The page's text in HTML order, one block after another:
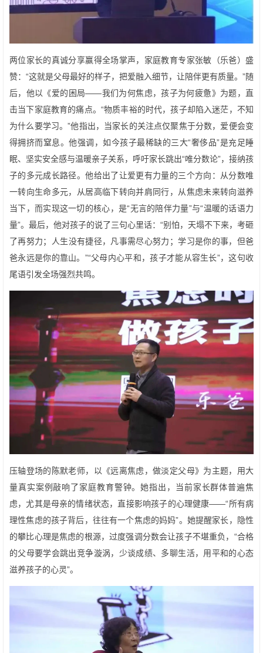
两位家长的真诚分享赢得全场掌声，家庭教育专家张敏（乐爸）盛
赞：“这就是父母最好的样子，把爱融入细节，让陪伴更有质量。”随
后，他以《爱的困局——我们为何焦虑，孩子为何疲惫》为题，直
击当下家庭教育的痛点。“物质丰裕的时代，孩子却陷入迷茫，不知
为什么要学习。”他指出，当家长的关注点仅聚焦于分数，爱便会变
得拥挤而窒息。他强调，如今孩子最稀缺的三大“奢侈品”是充足睡
眠、坚实安全感与温暖亲子关系，呼吁家长跳出“唯分数论”，接纳孩
子的多元成长路径。他给出了让爱更有力量的三个方向：从分数唯
一转向生命多元，从居高临下转向并肩同行，从焦虑未来转向滋养
当下，而实现这一切的核心，是“无言的陪伴力量”与“温暖的话语力
量”。最后，他对孩子的说了三句心里话：“别怕，天塌不下来，考砸
了再努力；人生没有捷径，凡事需尽心努力；学习是你的事，但爸
爸永远是你的靠山。”“父母内心平和，孩子才能从容生长”，这句收
尾语引发全场强烈共鸣。
压轴登场的陈默老师，以《远离焦虑，做淡定父母》为主题，用大
量真实案例敲响了家庭教育警钟。她指出，当前家长群体普遍焦
虑，尤其是母亲的情绪状态，直接影响孩子的心理健康——“所有病
理性焦虑的孩子背后，往往有一个焦虑的妈妈”。她提醒家长，隐性
的攀比心理是焦虑的根源，过度强调分数会让孩子不堪重负，“合格
的父母要学会跳出竞争漩涡，少谈成绩、多聊生活，用平和的心态
滋养孩子的心灵”。